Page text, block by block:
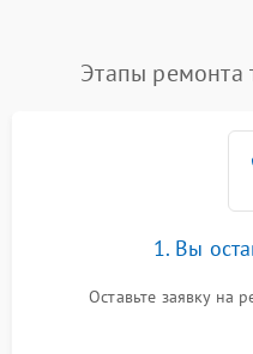
Этапы
1. Вы
Оставьте заявку на